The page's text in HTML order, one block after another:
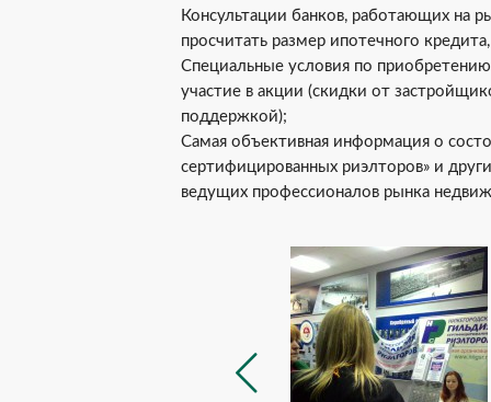
Консультации банков, работающих на
просчитать размер ипотечного
Специальные условия по
участие в акции (скидки от
поддержкой);
Самая объективная информация о
сертифицированных риэлторов» и
ведущих профессионалов рынка